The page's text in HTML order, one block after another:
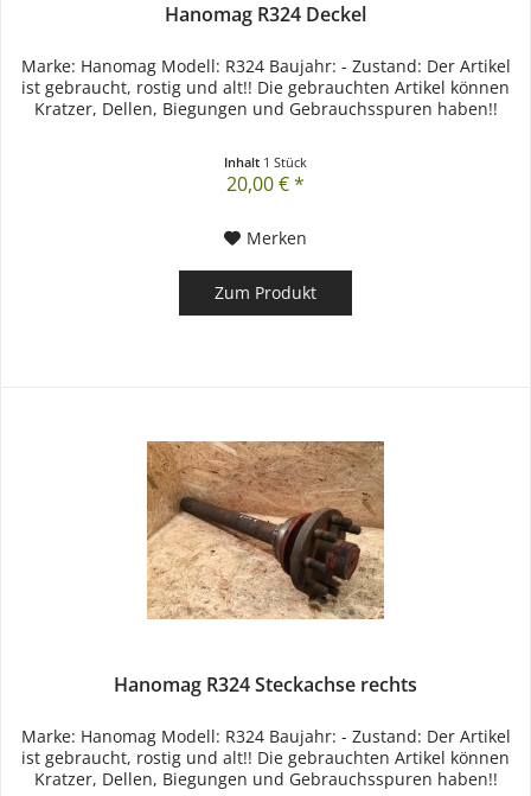
Hanomag R324 Deckel
Marke: Hanomag Modell: R324 Baujahr: - Zustand: Der Artikel
ist gebraucht, rostig und alt!! Die gebrauchten Artikel können
Kratzer, Dellen, Biegungen und Gebrauchsspuren haben!!
Inhalt 1 Stück
20,00 € *
Merken
Zum Produkt
Hanomag R324 Steckachse rechts
Marke: Hanomag Modell: R324 Baujahr: - Zustand: Der Artikel
ist gebraucht, rostig und alt!! Die gebrauchten Artikel können
Kratzer, Dellen, Biegungen und Gebrauchsspuren haben!!